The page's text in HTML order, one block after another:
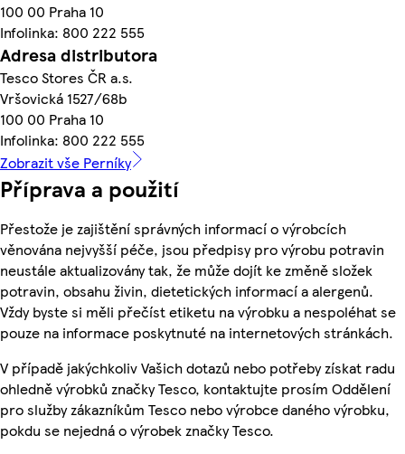
100 00 Praha 10
Infolinka: 800 222 555
Adresa distributora
Tesco Stores ČR a.s.
Vršovická 1527/68b
100 00 Praha 10
Infolinka: 800 222 555
Zobrazit vše Perníky
Příprava a použití
Přestože je zajištění správných informací o výrobcích
věnována nejvyšší péče, jsou předpisy pro výrobu potravin
neustále aktualizovány tak, že může dojít ke změně složek
potravin, obsahu živin, dietetických informací a alergenů.
Vždy byste si měli přečíst etiketu na výrobku a nespoléhat se
pouze na informace poskytnuté na internetových stránkách.
V případě jakýchkoliv Vašich dotazů nebo potřeby získat radu
ohledně výrobků značky Tesco, kontaktujte prosím Oddělení
pro služby zákazníkům Tesco nebo výrobce daného výrobku,
pokdu se nejedná o výrobek značky Tesco.